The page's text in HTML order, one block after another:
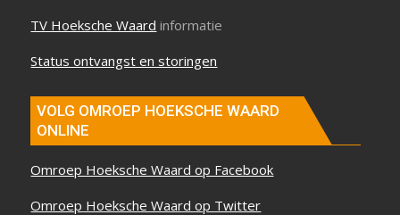
TV Hoeksche Waard informatie
Status ontvangst en storingen
VOLG OMROEP HOEKSCHE WAARD
ONLINE
Omroep Hoeksche Waard op Facebook
Omroep Hoeksche Waard op Twitter